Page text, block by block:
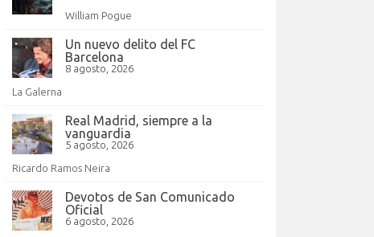
William Pogue
Un nuevo delito del FC
Barcelona
8 agosto, 2026
La Galerna
Real Madrid, siempre a la
vanguardia
5 agosto, 2026
Ricardo Ramos Neira
Devotos de San Comunicado
Oficial
6 agosto, 2026